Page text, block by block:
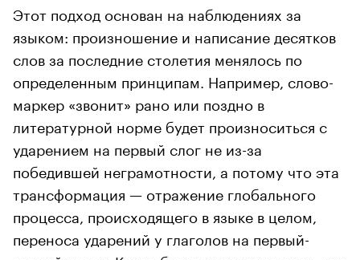
Этот подход основан на наблюдениях за
языком: произношение и написание десятков
слов за последние столетия менялось по
определенным принципам. Например, слово-
маркер «звонит» рано или поздно в
литературной норме будет произноситься с
ударением на первый слог не из-за
победившей неграмотности, а потому что эта
трансформация — отражение глобального
процесса, происходящего в языке в целом,
переноса ударений у глаголов на первый-